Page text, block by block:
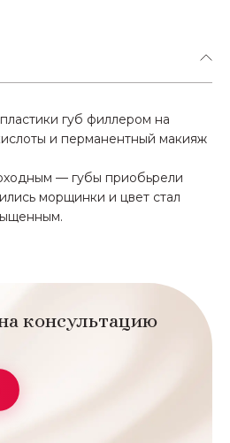
губ филлером на
и перманентный макияж
— губы приобьрели
морщинки и цвет стал
консультацию